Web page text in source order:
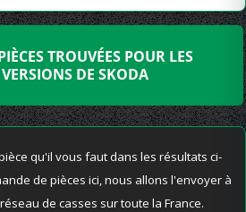
TROUVÉES POUR LES
DE SKODA
qu'il vous faut dans les résultats ci-
de pièces ici, nous allons l'envoyer à
de casses sur toute la France.